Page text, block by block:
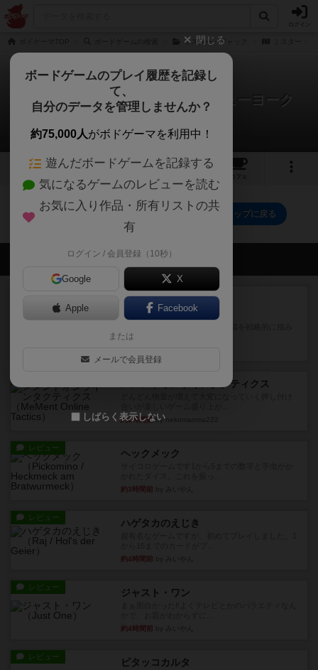
ミスター・ジャック
ミスター・ジャック・イン・ニューヨーク
0件の戦略やコツ
2 1
カフェ
ミスター・ジャック・イン・ニューヨークのトップに戻る
会員の新しい投稿
マーケットフレッシュ
重ねて在庫を最大化し、競合...
メメントオンラインタクティクス
約2時間前by nekomanma222
レビュー ヘックメック
約3時間前
レビュー ハゲタカのえじき
約4時間前
レビュー ジャスト・ワン
約4時間前
レビュー ピタッコカルタ
閉じる
ボードゲームのプレイ履歴を記録し
て、
自分のデータを管理しませんか？
約75,000人がボドゲーマを利用中！
遊んだボードゲームを記録する
気になるゲームのレビューを読む
お気に入り作品・所有リストの共
有
ログイン / 会員登録（10秒）
Google X
Apple Facebook
または
メールで会員登録
しばらく表示しない